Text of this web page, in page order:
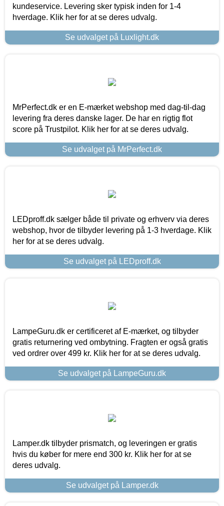
kundeservice. Levering sker typisk inden for 1-4
hverdage. Klik her for at se deres udvalg.
Se udvalget på Luxlight.dk
MrPerfect.dk er en E-mærket webshop med dag-til-dag
levering fra deres danske lager. De har en rigtig flot
score på Trustpilot. Klik her for at se deres udvalg.
Se udvalget på MrPerfect.dk
LEDproff.dk sælger både til private og erhverv via deres
webshop, hvor de tilbyder levering på 1-3 hverdage. Klik
her for at se deres udvalg.
Se udvalget på LEDproff.dk
LampeGuru.dk er certificeret af E-mærket, og tilbyder
gratis returnering ved ombytning. Fragten er også gratis
ved ordrer over 499 kr. Klik her for at se deres udvalg.
Se udvalget på LampeGuru.dk
Lamper.dk tilbyder prismatch, og leveringen er gratis
hvis du køber for mere end 300 kr. Klik her for at se
deres udvalg.
Se udvalget på Lamper.dk